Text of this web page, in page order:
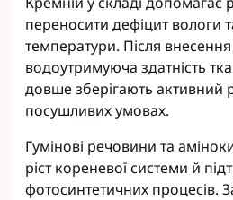
переносити дефіцит вологи
температури. Після
водоутримуюча здатність
довше зберігають активний
посушливих умовах.
Гумінові речовини та
ріст кореневої системи й
фотосинтетичних процесів.